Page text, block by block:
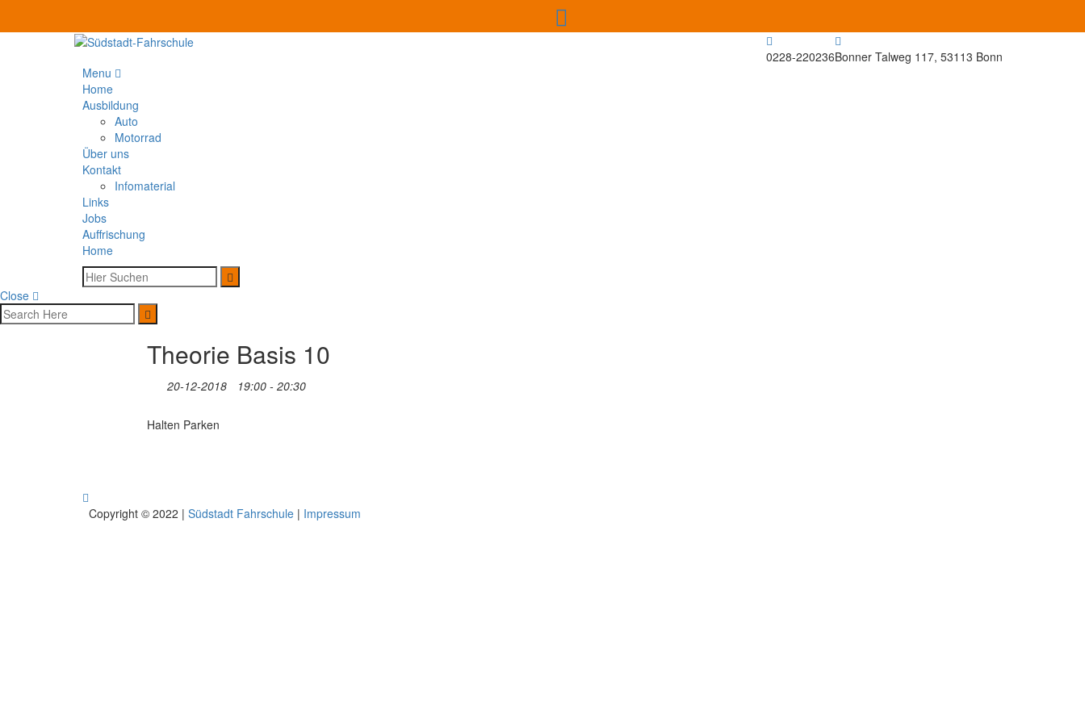
Bonner Talweg 117, 53113 Bonn
0228-220236
Menu
Home
Ausbildung
Auto
Motorrad
Über uns
Kontakt
Infomaterial
Links
Jobs
Auffrischung
Home
Close
Theorie Basis 10
20-12-2018 19:00 - 20:30
Halten Parken
Copyright © 2022 | Südstadt Fahrschule | Impressum